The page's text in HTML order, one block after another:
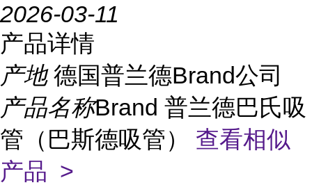
2026-03-11
产品详情
产地 德国普兰德Brand公司
产品名称Brand 普兰德巴氏吸
管（巴斯德吸管） 查看相似
产品 >